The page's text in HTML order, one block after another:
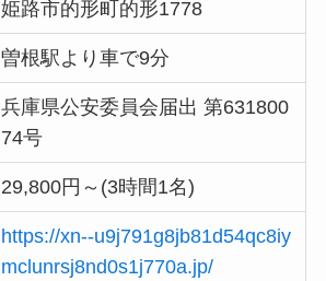
姫路市的形町的形1778
曽根駅より車で9分
兵庫県公安委員会届出 第631800
74号
29,800円～(3時間1名)
https://xn--u9j791g8jb81d54qc8iy
mclunrsj8nd0s1j770a.jp/